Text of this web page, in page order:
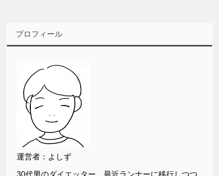
プロフィール
運営者：よしず